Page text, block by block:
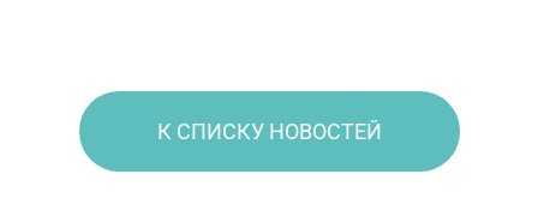
К СПИСКУ НОВОСТЕЙ